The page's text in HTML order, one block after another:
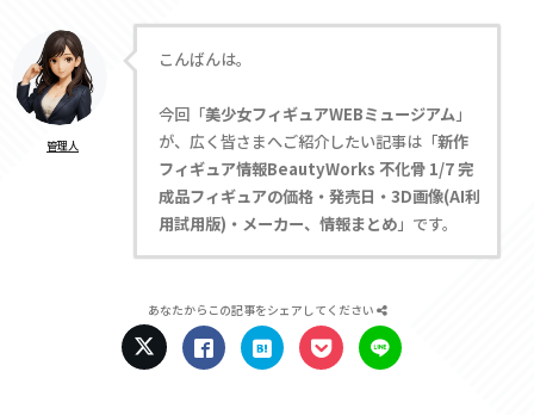
管理人
こんばんは。
今回「美少女フィギュアWEBミュージアム」
が、広く皆さまへご紹介したい記事は「新作
フィギュア情報BeautyWorks 不化骨 1/7 完
成品フィギュアの価格・発売日・3D画像(AI利
用試用版)・メーカー、情報まとめ」です。
あなたからこの記事をシェアしてください